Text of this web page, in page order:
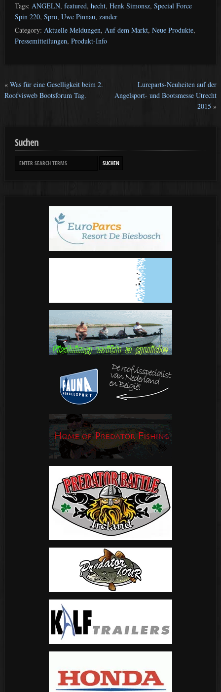
Tags: ANGELN, featured, hecht, Henk Simonsz, Special Force
Spin 220, Spro, Uwe Pinnau, zander
Category: Aktuelle Meldungen, Auf dem Markt, Neue Produkte,
Pressemitteilungen, Produkt-Info
« Was für eine Geselligkeit beim 2.
Roofvisweb Bootsforum Tag.
Lureparts-Neuheiten auf der
Angelsport- und Bootsmesse Utrecht
2015 »
Suchen